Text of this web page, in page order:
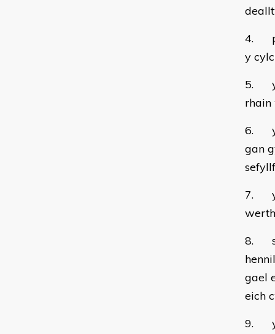
4.
y
5. y
6. yr
gan
7. y
8.
gael
eich
9. y